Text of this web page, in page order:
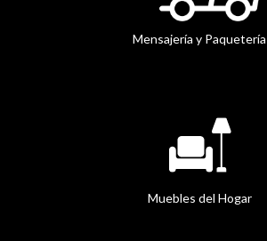
Mensajería y Paquetería
Muebles del Hogar